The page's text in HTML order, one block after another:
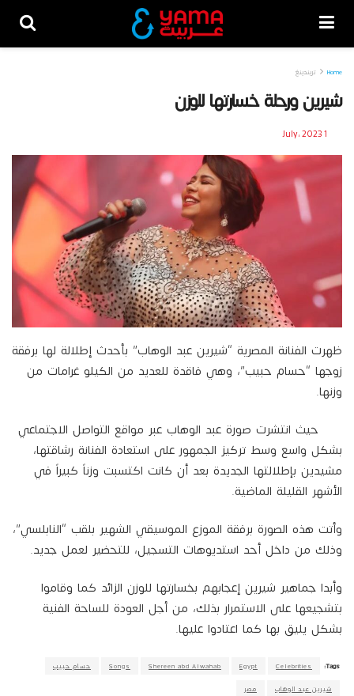
Home تريندينغ
شيرين ورحلة خسارتها للوزن
1 July، 2023
ظهرت الفنانة المصرية “شيرين عبد الوهاب” بأحدث إطلالة لها برفقة
زوجها “حسام حبيب”، وهي فاقدة للعديد من الكيلو غرامات من
وزنها.
حيث انتشرت صورة عبد الوهاب عبر مواقع التواصل الاجتماعي
بشكل واسع وسط تركيز الجمهور على استعادة الفنانة رشاقتها،
مشيدين بإطلالتها الجديدة بعد أن كانت اكتسبت وزناً كبيراً في
الأشهر القليلة الماضية.
وأتت هذه الصورة برفقة الموزع الموسيقي الشهير بلقب “النابلسي”،
وذلك من داخل أحد استديوهات التسجيل، للتحضير لعمل جديد.
وأبدا جماهير شيرين إعجابهم بخسارتها للوزن الزائد كما وقاموا
بتشجيعها على الاستمرار بذلك، من أجل العودة للساحة الفنية
بشكل يليق بها كما اعتادوا عليها.
Tags:
Celebrities
Egypt
Shereen abd Alwahab
Songs حسام حبيب
شيرين عبد الوهاب مصر